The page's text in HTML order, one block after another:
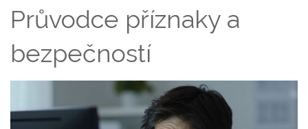
Průvodce příznaky a
bezpečností